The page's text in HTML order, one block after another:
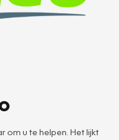
om u te helpen. Het lijkt